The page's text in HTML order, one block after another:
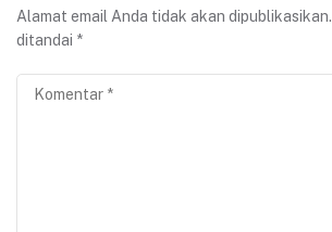
Alamat email Anda tidak akan dipublikasikan.
ditandai *